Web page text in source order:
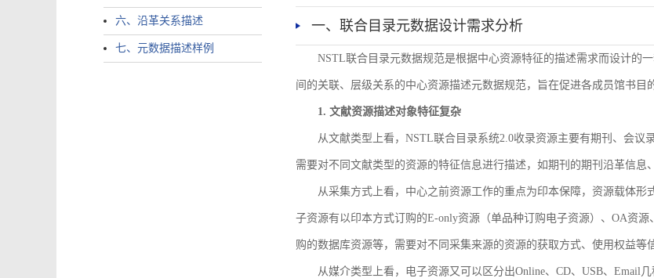
六、沿革关系描述
七、元数据描述样例
一、联合目录元数据设计需求分析
NSTL联合目录元数据规范是根据中心资源特征的描述需求而设计的
间的关联、层级关系的中心资源描述元数据规范，旨在促进各成员馆书目
1. 文献资源描述对象特征复杂
从文献类型上看，NSTL联合目录系统2.0收录资源主要有期刊、会议
需要对不同文献类型的资源的特征信息进行描述，如期刊的期刊沿革信息
从采集方式上看，中心之前资源工作的重点为印本保障，资源载体
子资源有以印本方式订购的E-only资源（单品种订购电子资源）、OA资
购的数据库资源等，需要对不同采集来源的资源的获取方式、使用权益等
从媒介类型上看，电子资源又可以区分出Online、CD、USB、Email